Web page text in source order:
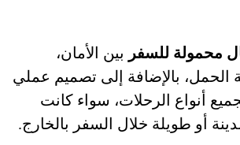
محمولة للسفر بين الأمان،
الحمل، بالإضافة إلى تصميم عملي
أنواع الرحلات، سواء كانت
أو طويلة خلال السفر بالخارج.